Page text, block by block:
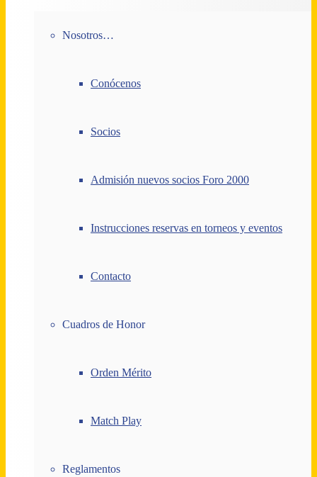
Nosotros…
Conócenos
Socios
Admisión nuevos socios Foro 2000
Instrucciones reservas en torneos y eventos
Contacto
Cuadros de Honor
Orden Mérito
Match Play
Reglamentos